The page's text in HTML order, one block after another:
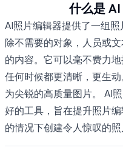
什么是
AI照片编辑器提供了一组
除不需要的对象，人员或
的内容。它可以毫不费力
任何时候都更清晰，更生
为尖锐的高质量图片。 AI
好的工具，旨在提升照片
的情况下创建令人惊叹的照